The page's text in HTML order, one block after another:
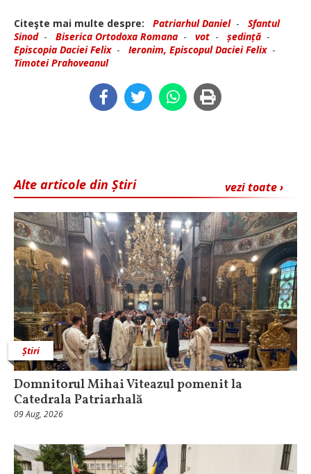
Citeşte mai multe despre: Patriarhul Daniel- Sfantul
Sinod- Biserica Ortodoxa Romana - vot - ședință -
Episcopia Daciei Felix- Ieronim, Episcopul Daciei Felix-
Timotei Prahoveanul
vezi toate ›
Alte articole din Știri
Știri
Domnitorul Mihai Viteazul pomenit la
Catedrala Patriarhală
09 Aug, 2026